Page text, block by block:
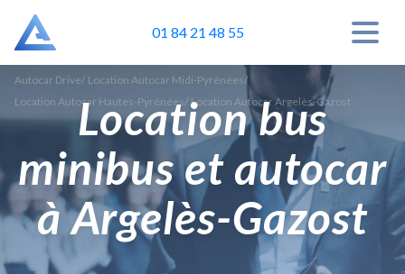
01 84 21 48 55
Autocar Drive/ Location Autocar Midi-Pyrénées/
Location Autocar Hautes-Pyrénées/ Location Autocar Argelès-Gazost
Location bus
minibus et autocar
à Argelès-Gazost